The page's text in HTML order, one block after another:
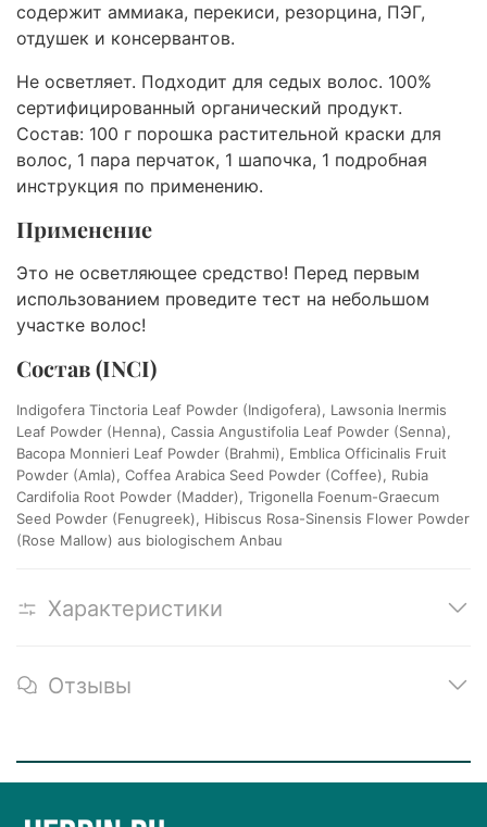
содержит аммиака, перекиси, резорцина, ПЭГ,
отдушек и консервантов.
Не осветляет. Подходит для седых волос. 100%
сертифицированный органический продукт.
Состав: 100 г порошка растительной краски для
волос, 1 пара перчаток, 1 шапочка, 1 подробная
инструкция по применению.
Применение
Это не осветляющее средство! Перед первым
использованием проведите тест на небольшом
участке волос!
Состав (INCI)
Indigofera Tinctoria Leaf Powder (Indigofera), Lawsonia Inermis
Leaf Powder (Henna), Cassia Angustifolia Leaf Powder (Senna),
Bacopa Monnieri Leaf Powder (Brahmi), Emblica Officinalis Fruit
Powder (Amla), Coffea Arabica Seed Powder (Coffee), Rubia
Cardifolia Root Powder (Madder), Trigonella Foenum-Graecum
Seed Powder (Fenugreek), Hibiscus Rosa-Sinensis Flower Powder
(Rose Mallow) aus biologischem Anbau
Характеристики
Отзывы